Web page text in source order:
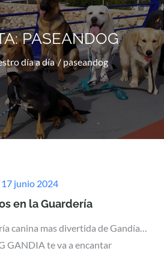
PASEANDOG
día a día paseandog
Posted
on
17 junio 2024
en la Guardería
canina mas divertida de Gandía…
GANDIA te va a encantar